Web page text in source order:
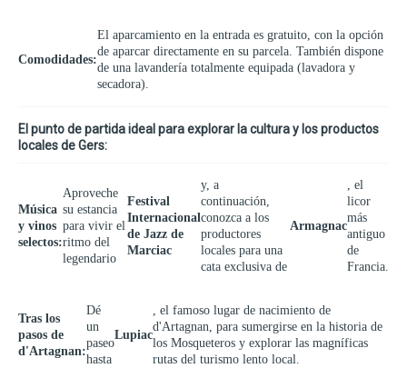
Comodidades:
El aparcamiento en la entrada es gratuito, con la opción
de aparcar directamente en su parcela. También dispone
de una lavandería totalmente equipada (lavadora y
secadora).
El punto de partida ideal para explorar la cultura y los productos
locales de Gers:
Música
y vinos
selectos:
Aproveche
su estancia
para vivir el
ritmo del
legendario
Festival
Internacional
de Jazz de
Marciac
y, a
continuación,
conozca a los
productores
locales para una
cata exclusiva de
Armagnac
, el
licor
más
antiguo
de
Francia.
Tras los
pasos de
d'Artagnan:
Dé
un
paseo
hasta
Lupiac
, el famoso lugar de nacimiento de
d'Artagnan, para sumergirse en la historia de
los Mosqueteros y explorar las magníficas
rutas del turismo lento local.